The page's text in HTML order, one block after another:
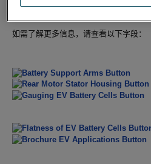
如需了解更多信息，请查看以下字段：